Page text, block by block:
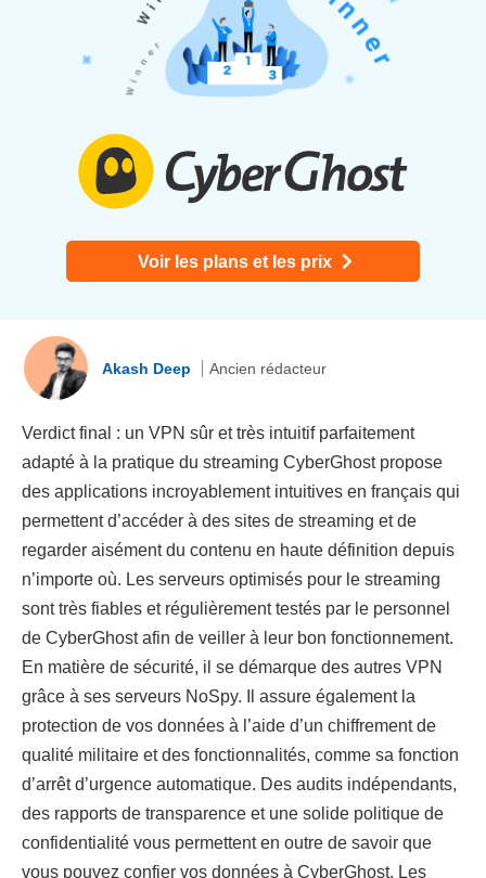
Voir les plans et les prix
Akash Deep Ancien rédacteur
Verdict final : un VPN sûr et très intuitif parfaitement
adapté à la pratique du streaming CyberGhost propose
des applications incroyablement intuitives en français qui
permettent d’accéder à des sites de streaming et de
regarder aisément du contenu en haute définition depuis
n’importe où. Les serveurs optimisés pour le streaming
sont très fiables et régulièrement testés par le personnel
de CyberGhost afin de veiller à leur bon fonctionnement.
En matière de sécurité, il se démarque des autres VPN
grâce à ses serveurs NoSpy. Il assure également la
protection de vos données à l’aide d’un chiffrement de
qualité militaire et des fonctionnalités, comme sa fonction
d’arrêt d’urgence automatique. Des audits indépendants,
des rapports de transparence et une solide politique de
confidentialité vous permettent en outre de savoir que
vous pouvez confier vos données à CyberGhost. Les